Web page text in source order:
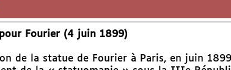
Fourier (4 juin 1899)
de la statue de Fourier à Paris, en juin